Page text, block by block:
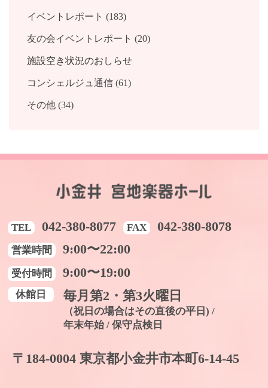
2016年2月 (1)
2016年1月 (3)
2015年3月 (3)
2015年2月 (2)
2015年1月 (1)
2014年1月 (3)
2013年4月 (1)
2013年2月 (1)
2013年1月 (2)
イベントレポート (183)
友の会イベントレポート (20)
施設空き状況のおしらせ
コンシェルジュ通信 (61)
その他 (34)
TEL 042-380-8077 FAX 042-380-8078
営業時間 9:00〜22:00
受付時間 9:00〜19:00
休館日 毎月第2・第3火曜日
（祝日の場合はその直後の平日) /
年末年始 / 保守点検日
〒184-0004 東京都小金井市本町6-14-45